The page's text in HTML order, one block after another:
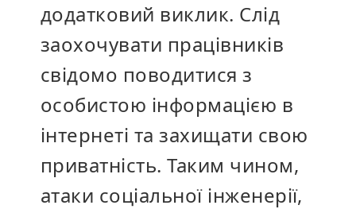
додатковий виклик. Слід
заохочувати працівників
свідомо поводитися з
особистою інформацією в
інтернеті та захищати свою
приватність. Таким чином,
атаки соціальної інженерії,